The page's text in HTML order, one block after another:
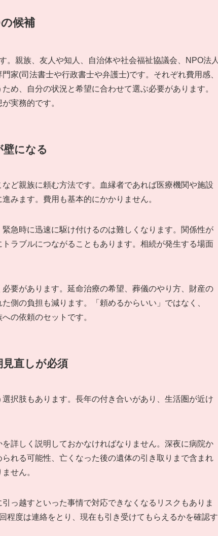
候補
。親族、友人や知人、自治体や社会福祉協議会、NPO法人
家(司法書士や行政書士や弁護士)です。それぞれ費用感、
め、自分の状況と希望に合わせて選ぶ必要があります。
実務的です。
になる
ど親族に頼む方法です。血縁者であれば医療機関や施設
みます。費用も基本的にかかりません。
急時に迅速に駆け付けるのは難しくなります。関係性が
ラブルにつながることもあります。相続が発生する場面
要があります。延命治療の希望、葬儀のやり方、財産の
側の負担も減ります。「頼めるからいい」ではなく、
の依頼のセットです。
直しが必須
択肢もあります。長年の付き合いがあり、生活圏が近け
詳しく説明しておかなければなりません。深夜に病院か
れる可能性、亡くなった後の遺体の引き取りまで含まれ
せん。
っ越すといった事情で対応できなくなるリスクもありま
程度は連絡をとり、現在も引き受けてもらえるかを確認す